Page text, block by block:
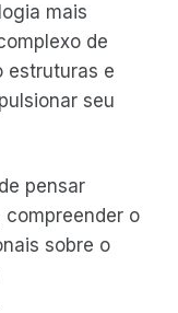
mais
de
estruturas e
seu
pensar
o
sobre o